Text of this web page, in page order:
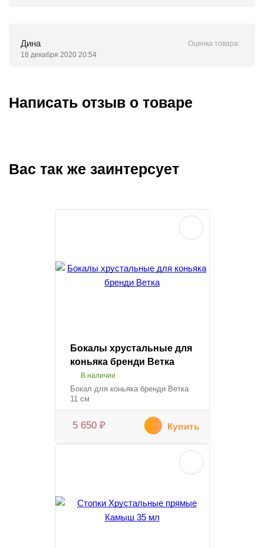
Дина
18 декабря 2020 20:54
Оценка товара:
Написать отзыв о товаре
Вас так же заинтерсует
Бокалы хрустальные для
коньяка бренди Ветка
В наличии
Бокал для коньяка бренди Ветка
11 см
5 650 ₽ Купить